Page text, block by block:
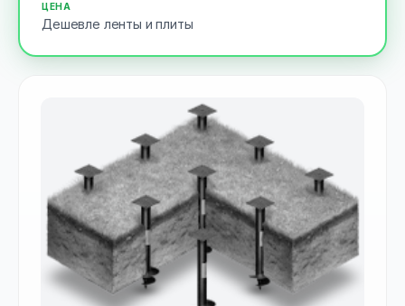
ЦЕНА
Дешевле ленты и плиты